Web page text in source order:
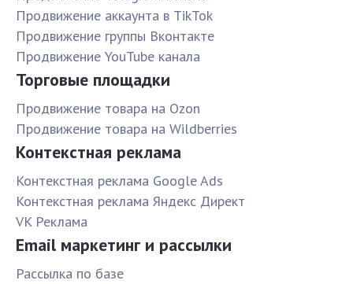
Продвижение аккаунта в TikTok
Продвижение группы Вконтакте
Продвижение YouTube канала
Торговые площадки
Продвижение товара на Ozon
Продвижение товара на Wildberries
Контекстная реклама
Контекстная реклама Google Ads
Контекстная реклама Яндекс Директ
VK Реклама
Email маркетинг и рассылки
Рассылка по базе